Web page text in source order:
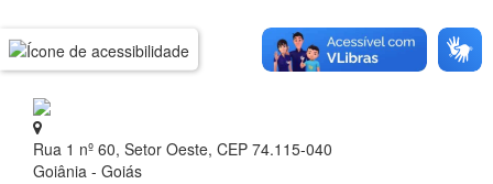
Rua 1 nº 60, Setor Oeste, CEP 74.115-040
Goiânia - Goiás